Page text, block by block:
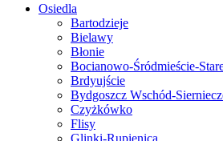
Osiedla
Bartodzieje
Bielawy
Błonie
Bocianowo-Śródmieście-
Brdyujście
Bydgoszcz Wschód-
Czyżkówko
Flisy
Glinki-Rupienica